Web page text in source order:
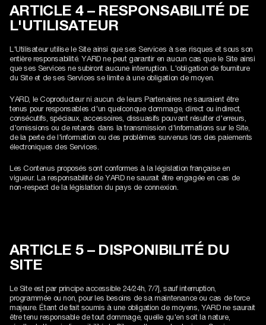
ARTICLE 4 – RESPONSABILITÉ DE
L'UTILISATEUR
L'Utilisateur utilise le Site ainsi que ses Services à ses risques et sous son
entière responsabilité. YARD ne peut garantir en aucun cas que le Site ainsi
que ses Services ne subiront aucune interruption. L'obligation de fourniture
du Site et de ses Services se limite à une obligation de moyen.
YARD, le Coproducteur ni aucun de leurs Partenaires ne sauraient être
tenus pour responsables d'un quelconque dommage, direct ou indirect,
consécutifs, spéciaux, accessoires, dissuasifs pouvant résulter d'erreurs,
d'omissions ou de retards dans la transmission d'informations sur le Site,
de la perte de l'information ou des problèmes survenus lors des paiements
électroniques des Services.
Les Contenus proposés sont conformes à la législation française en
vigueur. La responsabilité de YARD ne saurait être engagée en cas de
non-respect de la législation du pays de connexion.
ARTICLE 5 – DISPONIBILITÉ DU
SITE
Le Site est par principe accessible 24/24h, 7/7j, sauf interruption,
programmée ou non, pour les besoins de sa maintenance ou cas de force
majeure. Étant de fait soumis à une obligation de moyens, YARD ne saurait
être tenu responsable de tout dommage, quelle qu'en soit la nature,